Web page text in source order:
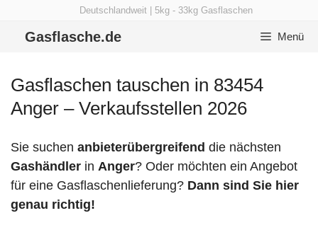
Deutschlandweit | 5kg - 33kg Gasflaschen
Gasflasche.de Menü
Gasflaschen tauschen in 83454
Anger – Verkaufsstellen 2026
Sie suchen anbieterübergreifend die nächsten
Gashändler in Anger? Oder möchten ein Angebot
für eine Gasflaschenlieferung? Dann sind Sie hier
genau richtig!